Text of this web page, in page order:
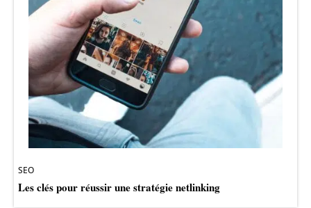
SEO
Les clés pour réussir une stratégie netlinking